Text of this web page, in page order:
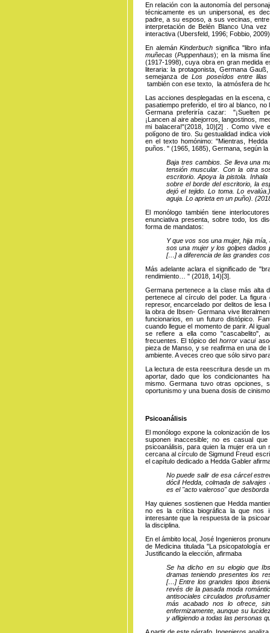
En relación con la autonomía del
técnicamente es un unipersonal, es
padre, a su esposo, a sus vecinas,
interpretación de Belén Blanco Una
interactiva (Ubersfeld, 1996; Fobbio,
En alemánKinderbuchsignifica "libro
muñecas(Puppenhaus); en la misma
(1917-1998), cuya obra en gran medida
literaria: la protagonista, Germana
semejanza deLos poseídos entre
también con ese texto, la atmósfera de
Las acciones desplegadas en la escena,
pasatiempo preferido, el tiro al blanco,
Germana preferiría cazar: "¡Suelten
¡Lancen al aire abejorros, langostinos,
mi balacera!"(2018, 10)[2] . Como vive
polígono de tiro. Su gestualidad indica
en el texto homónimo: "Mientras,
puños. " (1965, 1685), Germana, según la
Baja tres cambios. Se lleva una
tensión muscular. Con la otra
escritorio. Apoya la pistola.
sobre el borde del escritorio, la
dejó el tejido. Lo toma. Lo
aguja. Lo aprieta en un puño).
El monólogo también tiene
enunciativa presenta, sobre todo, los
forma de mandatos:
Y que vos sos una mujer, hija
sos una mujer y los golpes dados
[…] a diferencia de las grandes
Más adelante aclara el significado de
rendimiento… " (2018, 14)[3].
Germana pertenece a la clase más alta
pertenece al círculo del poder. La
represor, encarcelado por delitos de
la obra de Ibsen- Germana vive
funcionarios, en un futuro distópico.
cuando llegue el momento de parir. Al
se refiere a ella como "cascabelito",
frecuentes. El tópico delhorror vacui
pieza de Manso, y se reafirma en una de
ambiente. A veces creo que sólo sirvo
La lectura de esta reescritura desde un
aportar, dado que los condicionantes
mismo. Germana tuvo otras opciones,
oportunismo y una buena dosis de
Psicoanálisis
El monólogo expone la colonización de
suponen inaccesible; no es casual
psicoanálisis, para quien la mujer era un
cercana al círculo de Sigmund Freud
el capítulo dedicado a Hedda Gabler
No puede salir de esa cárcel
dócil Hedda, colmada de
es el "acto valeroso" que
Hay quienes sostienen que Hedda
no es la crítica biográfica la que nos
interesante que la respuesta de la
la disciplina.
En el ámbito local, José Ingenieros
de Medicina titulada "La psicopatología
Justificando la elección, afirmaba
Se ha dicho en su elogio que
dramas teniendo presentes los
[…] Entre los grandes tipos
revés de la pasada moda
antisociales circulados
más acabado nos lo ofrece,
enfermizamente, aunque su
y afligiendo a todas las personas
A partir de este párrafo, Ingenieros